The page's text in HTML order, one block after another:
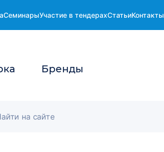
СеминарыУчастие в тендерахСтатьиКонтакты
Бренды